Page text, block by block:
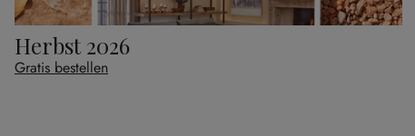
Herbst 2026
Gratis bestellen